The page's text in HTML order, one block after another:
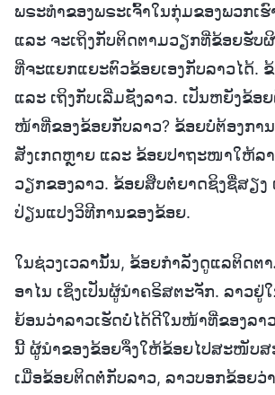
ພຣະທຳຂອງພຣະເຈົ້າໃນກຸ່ມຂອງພວກເ
ແລະ ຈະເຖິງກັບຕິດຕາມວຽກທີ່ຂ້ອຍຮັບ
ທີ່ຈະແຍກແຍະຕົວຂ້ອຍເອງກັບລາວໄດ້.
ແລະ ເຖິງກັບເລີ່ມຊັງລາວ. ເປັນຫຍັງຂ້ອ
ໜ້າທີ່ຂອງຂ້ອຍກັບລາວ? ຂ້ອຍບໍ່ຕ້ອງກາ
ສັງເກດຫຼາຍ ແລະ ຂ້ອຍປາຖະໜາໃຫ້ລ
ວຽກຂອງລາວ. ຂ້ອຍສືບຕໍ່ຍາດຊິງຊື່ສຽງ
ປ່ຽນແປງວິທີການຂອງຂ້ອຍ.
ໃນຊ່ວງເວລານັ້ນ, ຂ້ອຍກຳລັງດູແລຕິດຕ
ອາໄນ ເຊິ່ງເປັນຜູ້ນຳຄຣິສຕະຈັກ. ລາວຢູ່
ຍ້ອນວ່າລາວເຮັດບໍ່ໄດ້ດີໃນໜ້າທີ່ຂອງລາ
ນີ້ ຜູ້ນຳຂອງຂ້ອຍຈຶ່ງໃຫ້ຂ້ອຍໄປສະໜັບ
ເມື່ອຂ້ອຍຕິດຕໍ່ກັບລາວ, ລາວບອກຂ້ອຍວ່